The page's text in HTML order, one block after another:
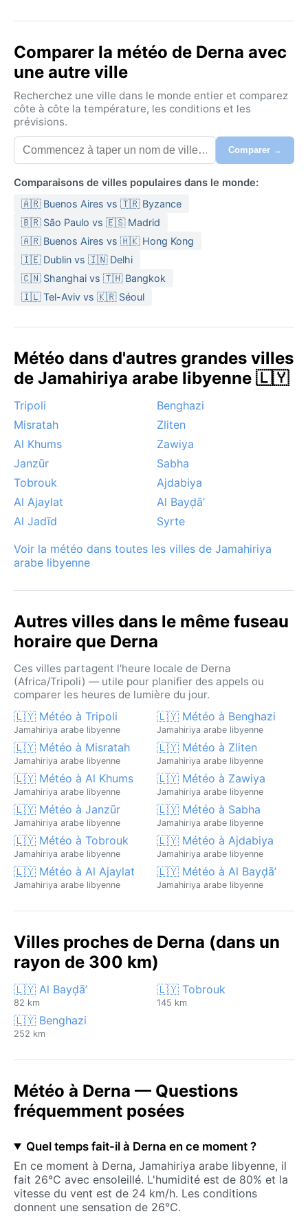
Comparer la météo de Derna avec
une autre ville
Recherchez une ville dans le monde entier et comparez
côte à côte la température, les conditions et les
prévisions.
Comparer →
Comparaisons de villes populaires dans le monde:
🇦🇷 Buenos Aires vs 🇹🇷 Byzance
🇧🇷 São Paulo vs 🇪🇸 Madrid
🇦🇷 Buenos Aires vs 🇭🇰 Hong Kong
🇮🇪 Dublin vs 🇮🇳 Delhi
🇨🇳 Shanghai vs 🇹🇭 Bangkok
🇮🇱 Tel-Aviv vs 🇰🇷 Séoul
Météo dans d'autres grandes villes
de Jamahiriya arabe libyenne 🇱🇾
Tripoli
Benghazi
Misratah
Zliten
Al Khums
Zawiya
Janzūr
Sabha
Tobrouk
Ajdabiya
Al Ajaylat
Al Bayḑā’
Al Jadīd
Syrte
Voir la météo dans toutes les villes de Jamahiriya
arabe libyenne
Autres villes dans le même fuseau
horaire que Derna
Ces villes partagent l'heure locale de Derna
(Africa/Tripoli) — utile pour planifier des appels ou
comparer les heures de lumière du jour.
🇱🇾 Météo à Tripoli
Jamahiriya arabe libyenne
🇱🇾 Météo à Benghazi
Jamahiriya arabe libyenne
🇱🇾 Météo à Misratah
Jamahiriya arabe libyenne
🇱🇾 Météo à Zliten
Jamahiriya arabe libyenne
🇱🇾 Météo à Al Khums
Jamahiriya arabe libyenne
🇱🇾 Météo à Zawiya
Jamahiriya arabe libyenne
🇱🇾 Météo à Janzūr
Jamahiriya arabe libyenne
🇱🇾 Météo à Sabha
Jamahiriya arabe libyenne
🇱🇾 Météo à Tobrouk
Jamahiriya arabe libyenne
🇱🇾 Météo à Ajdabiya
Jamahiriya arabe libyenne
🇱🇾 Météo à Al Ajaylat
Jamahiriya arabe libyenne
🇱🇾 Météo à Al Bayḑā’
Jamahiriya arabe libyenne
Villes proches de Derna (dans un
rayon de 300 km)
🇱🇾 Al Bayḑā’
82 km
🇱🇾 Tobrouk
145 km
🇱🇾 Benghazi
252 km
Météo à Derna — Questions
fréquemment posées
Quel temps fait-il à Derna en ce moment ?
En ce moment à Derna, Jamahiriya arabe libyenne, il
fait 26°C avec ensoleillé. L'humidité est de 80% et la
vitesse du vent est de 24 km/h. Les conditions
donnent une sensation de 26°C.